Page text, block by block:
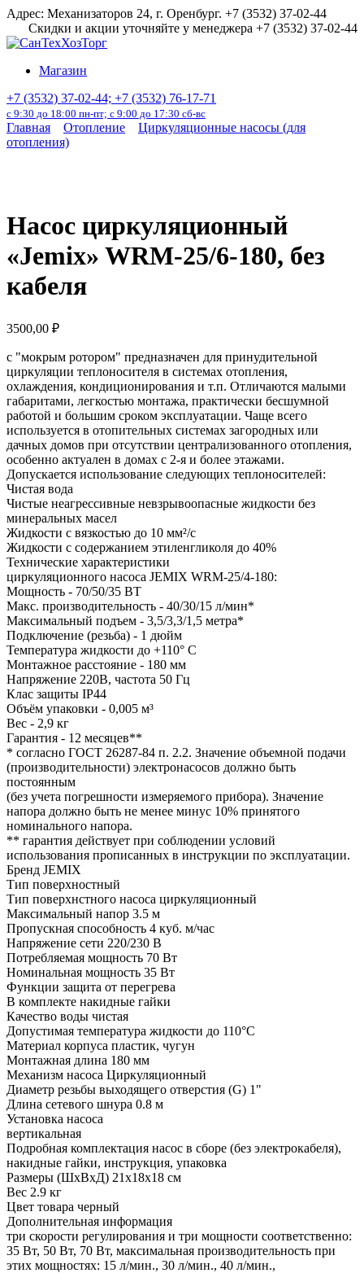
Перейти
содержанию
Адрес: Механизаторов 24, г. Оренбург. +7 (3532) 37-02-44
Скидки и акции уточняйте у менеджера +7 (3532) 37-02-44
Магазин
+7 (3532) 37-02-44; +7 (3532) 76-17-71
с 9:30 до 18:00 пн-пт; с 9:00 до 17:30 сб-вс
Главная Отопление
Циркуляционные насосы (для
отопления)
Насос циркуляционный
«Jemix» WRM-25/6-180, без
кабеля
3500,00 ₽
с "мокрым ротором" предназначен для принудительной
циркуляции теплоносителя в системах отопления,
охлаждения, кондиционирования и т.п. Отличаются малыми
габаритами, легкостью монтажа, практически бесшумной
работой и большим сроком эксплуатации. Чаще всего
используется в отопительных системах загородных или
дачных домов при отсутствии централизованного отопления,
особенно актуален в домах с 2-я и более этажами.
Допускается использование следующих теплоносителей:
Чистая вода
Чистые неагрессивные невзрывоопасные жидкости без
минеральных масел
Жидкости с вязкостью до 10 мм²/с
Жидкости с содержанием этиленгликоля до 40%
Технические характеристики
циркуляционного насоса JEMIX WRM-25/4-180:
Мощность - 70/50/35 ВТ
Макс. производительность - 40/30/15 л/мин*
Максимальный подъем - 3,5/3,3/1,5 метра*
Подключение (резьба) - 1 дюйм
Температура жидкости до +110° С
Монтажное расстояние - 180 мм
Напряжение 220В, частота 50 Гц
Клас защиты IP44
Объём упаковки - 0,005 м³
Вес - 2,9 кг
Гарантия - 12 месяцев**
* cогласно ГОСТ 26287-84 п. 2.2. Значение объемной подачи
(производительности) электронасосов должно быть
постоянным
(без учета погрешности измеряемого прибора). Значение
напора должно быть не менее минус 10% принятого
номинального напора.
** гарантия действует при соблюдении условий
использования прописанных в инструкции по эксплуатации.
Бренд JEMIX
Тип поверхностный
Тип поверхнстного насоса циркуляционный
Максимальный напор 3.5 м
Пропускная способность 4 куб. м/час
Напряжение сети 220/230 В
Потребляемая мощность 70 Вт
Номинальная мощность 35 Вт
Функции защита от перегрева
В комплекте накидные гайки
Качество воды чистая
Допустимая температура жидкости до 110°C
Материал корпуса пластик, чугун
Монтажная длина 180 мм
Механизм насоса Циркуляционный
Диаметр резьбы выходящего отверстия (G) 1"
Длина сетевого шнура 0.8 м
Установка насоса
вертикальная
Подробная комплектация насос в сборе (без электрокабеля),
накидные гайки, инструкция, упаковка
Размеры (ШхВхД) 21x18x18 см
Вес 2.9 кг
Цвет товара черный
Дополнительная информация
три скорости регулирования и три мощности соответственно:
35 Вт, 50 Вт, 70 Вт, максимальная производительность при
этих мощностях: 15 л/мин., 30 л/мин., 40 л/мин.,